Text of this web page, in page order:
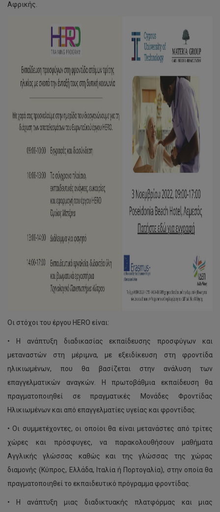
Αφρικής.
Οι στόχοι του έργου HERO είναι:
• Η ανάπτυξη διαδικασίας εκπαίδευσης προσφύγων και
μεταναστών στη μέριμνα, με εξειδίκευση στη φροντίδα
ηλικιωμένων, που θα βασίζεται στην ανάλυση των
επαγγελματικών αναγκών. Η πρωτοβάθμια εκπαίδευση θα
πραγματοποιηθεί σε πραγματικές Μονάδες Φροντίδας
Ηλικιωμένων και από επαγγελματίες υγείας και φροντίδας.
• Οι συμμετέχοντες, οι οποίοι θα είναι μετανάστες από τρίτες
χώρες και πρόσφυγες, να παρακολουθήσουν μαθήματα
Αγγλικής γλώσσας καθώς και της γλώσσας της χώρας
διαμονής (Κύπρος, Ελλάδα, Ιταλία ή Πορτογαλία), στην οποία θα
πραγματοποιηθεί το εκπαιδευτικό πρόγραμμα φροντίδας.
• Η ανάπτυξη μιας διαδικτυακής πλατφόρμας και μιας